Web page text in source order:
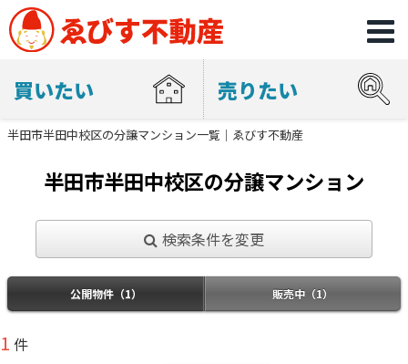
買いたい 売りたい
半田市半田中校区の分譲マンション一覧｜ゑびす不動産
半田市半田中校区の分譲マンション
検索条件を変更
公開物件（1） 販売中（1）
1 件